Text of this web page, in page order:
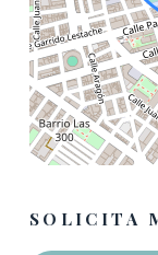
SOLICITA